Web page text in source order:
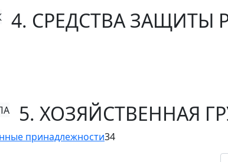
4. СРЕДСТВА ЗАЩИТЫ
5. ХОЗЯЙСТВЕННАЯ
принадлежности34